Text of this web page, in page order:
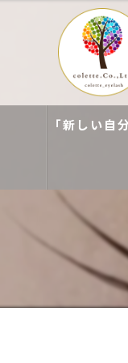
「新しい自
colette. 玉造
colette. 寝屋